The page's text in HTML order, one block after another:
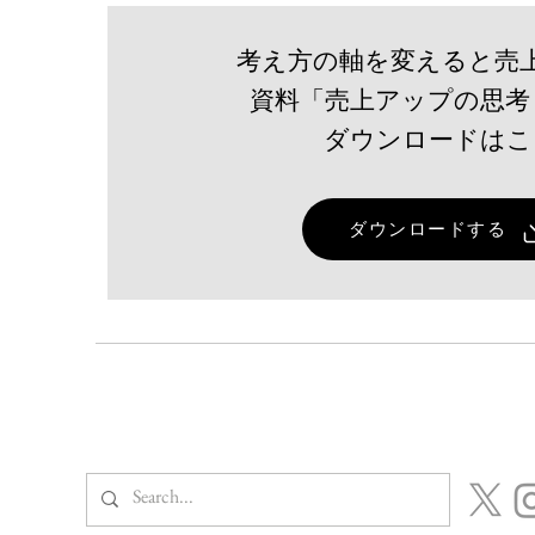
【飲食店・観光業必見】小規
模事業者持続化補助金を活用
した成功シナリオ集 ― 新規
考え方の軸を変えると売
資料「売上アップの思
ダウンロードは
ダウンロードする